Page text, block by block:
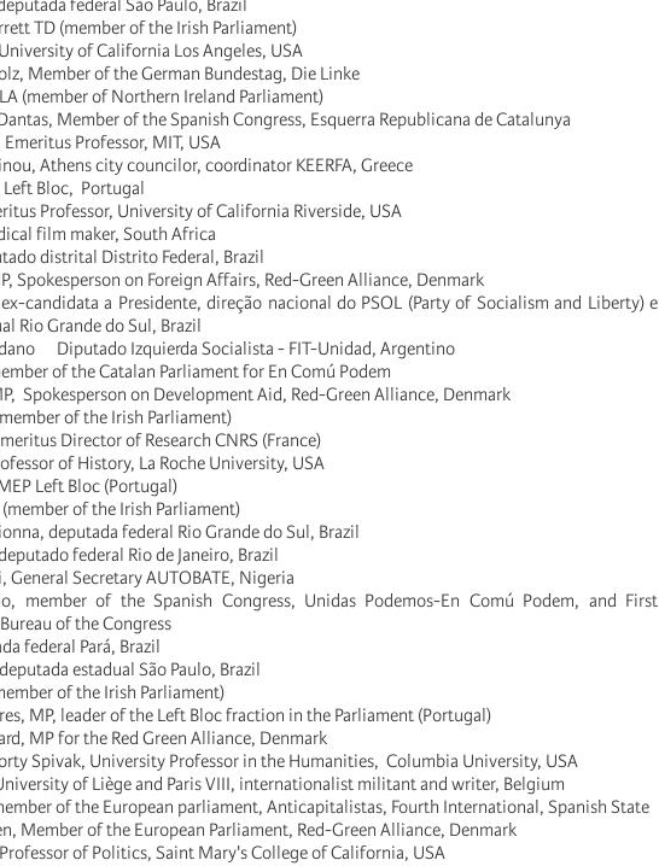
federal São Paulo, Brazil
TD (member of the Irish Parliament)
of California Los Angeles, USA
Member of the German Bundestag, Die Linke
(member of Northern Ireland Parliament)
Member of the Spanish Congress, Esquerra Republicana de Catalunya
Professor, MIT, USA
Athens city councilor, coordinator KEERFA, Greece
Left Bloc, Portugal
Professor, University of California Riverside, USA
film maker, South Africa
distrital Distrito Federal, Brazil
Spokesperson on Foreign Affairs, Red-Green Alliance, Denmark
candidata a Presidente, direção nacional do PSOL (Party of Socialism and Liberty) e
Rio Grande do Sul, Brazil
Diputado Izquierda Socialista - FIT-Unidad, Argentino
of the Catalan Parliament for En Comú Podem
Spokesperson on Development Aid, Red-Green Alliance, Denmark
of the Irish Parliament)
Director of Research CNRS (France)
of History, La Roche University, USA
Left Bloc (Portugal)
of the Irish Parliament)
deputada federal Rio Grande do Sul, Brazil
federal Rio de Janeiro, Brazil
Secretary AUTOBATE, Nigeria
member of the Spanish Congress, Unidas Podemos-En Comú Podem, and First
of the Congress
federal Pará, Brazil
estadual São Paulo, Brazil
of the Irish Parliament)
MP, leader of the Left Bloc fraction in the Parliament (Portugal)
MP for the Red Green Alliance, Denmark
Spivak, University Professor in the Humanities, Columbia University, USA
of Liège and Paris VIII, internationalist militant and writer, Belgium
of the European parliament, Anticapitalistas, Fourth International, Spanish State
Member of the European Parliament, Red-Green Alliance, Denmark
of Politics, Saint Mary's College of California, USA